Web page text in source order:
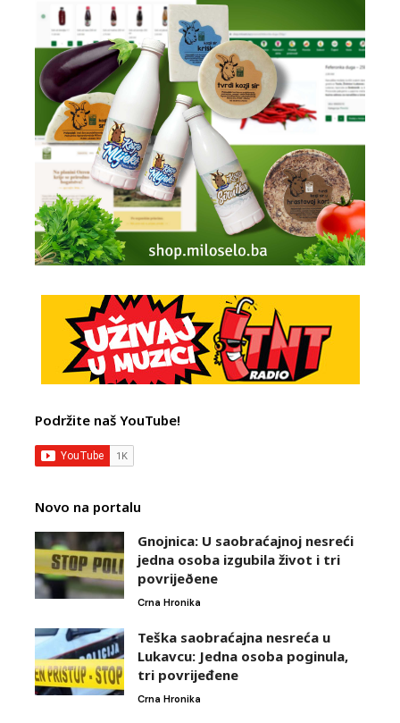
Podržite naš YouTube!
Novo na portalu
Gnojnica: U saobraćajnoj nesreći
jedna osoba izgubila život i tri
povrijeðene
Crna Hronika
Teška saobraćajna nesreća u
Lukavcu: Jedna osoba poginula,
tri povrijeđene
Crna Hronika